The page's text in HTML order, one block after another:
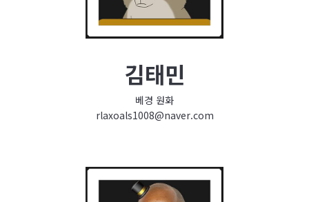
김태민
베경 원화
rlaxoals1008@naver.com